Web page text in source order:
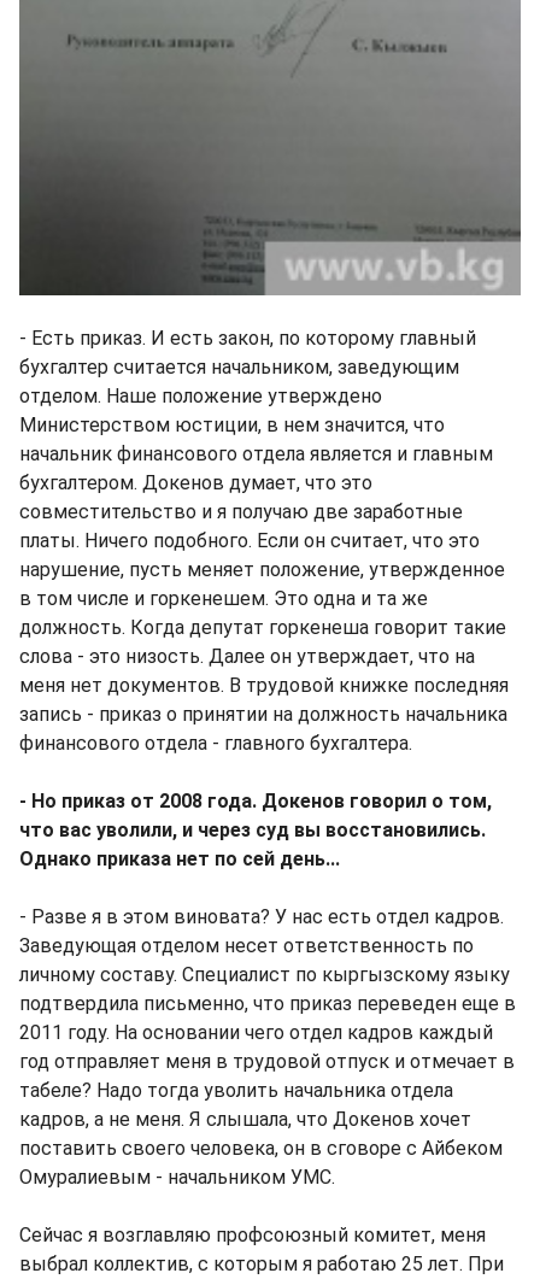
- Есть приказ. И есть закон, по которому главный
бухгалтер считается начальником, заведующим
отделом. Наше положение утверждено
Министерством юстиции, в нем значится, что
начальник финансового отдела является и главным
бухгалтером. Докенов думает, что это
совместительство и я получаю две заработные
платы. Ничего подобного. Если он считает, что это
нарушение, пусть меняет положение, утвержденное
в том числе и горкенешем. Это одна и та же
должность. Когда депутат горкенеша говорит такие
слова - это низость. Далее он утверждает, что на
меня нет документов. В трудовой книжке последняя
запись - приказ о принятии на должность начальника
финансового отдела - главного бухгалтера.
- Но приказ от 2008 года. Докенов говорил о том,
что вас уволили, и через суд вы восстановились.
Однако приказа нет по сей день...
- Разве я в этом виновата? У нас есть отдел кадров.
Заведующая отделом несет ответственность по
личному составу. Специалист по кыргызскому языку
подтвердила письменно, что приказ переведен еще в
2011 году. На основании чего отдел кадров каждый
год отправляет меня в трудовой отпуск и отмечает в
табеле? Надо тогда уволить начальника отдела
кадров, а не меня. Я слышала, что Докенов хочет
поставить своего человека, он в сговоре с Айбеком
Омуралиевым - начальником УМС.
Сейчас я возглавляю профсоюзный комитет, меня
выбрал коллектив, с которым я работаю 25 лет. При